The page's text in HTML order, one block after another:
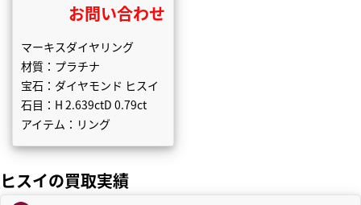
お問い合わせ
マーキスダイヤリング
材質：プラチナ
宝石：ダイヤモンド ヒスイ
石目：H 2.639ctD 0.79ct
アイテム：リング
ヒスイの買取実績